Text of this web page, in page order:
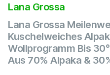
Lana Grossa
Lana Grossa
Kuschelweiches
Wollprogramm Bis
Aus 70% Alpaka &